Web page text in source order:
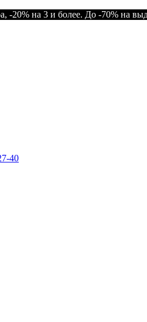
на 3 и более. До -70% на
40